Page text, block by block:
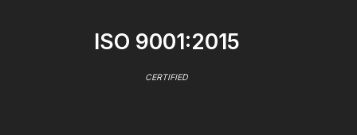
ISO 9001:2015
CERTIFIED